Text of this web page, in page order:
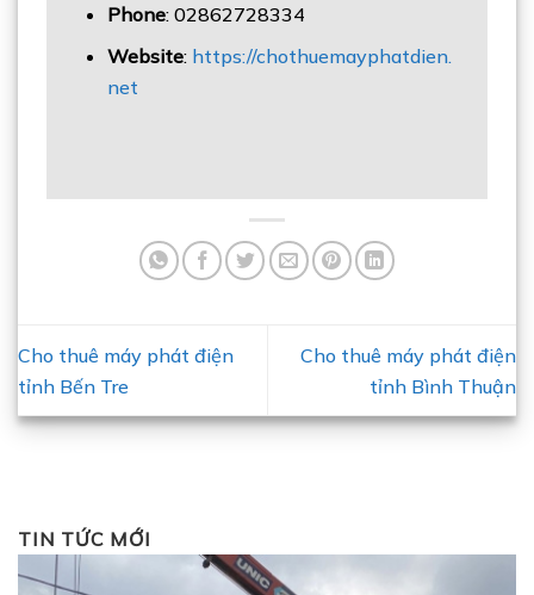
Phone: 02862728334
Website: https://chothuemayphatdien.
net
Cho thuê máy phát điện
tỉnh Bến Tre
Cho thuê máy phát điện
tỉnh Bình Thuận
TIN TỨC MỚI